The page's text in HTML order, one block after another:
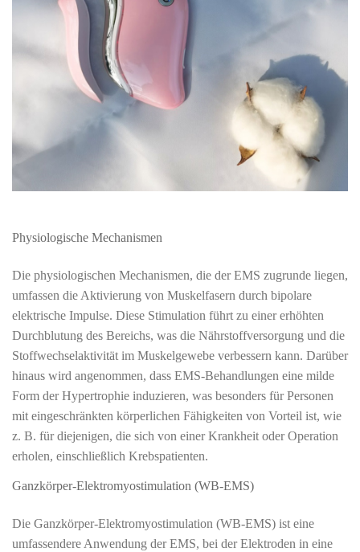
Physiologische Mechanismen
Die physiologischen Mechanismen, die der EMS zugrunde liegen,
umfassen die Aktivierung von Muskelfasern durch bipolare
elektrische Impulse. Diese Stimulation führt zu einer erhöhten
Durchblutung des Bereichs, was die Nährstoffversorgung und die
Stoffwechselaktivität im Muskelgewebe verbessern kann. Darüber
hinaus wird angenommen, dass EMS-Behandlungen eine milde
Form der Hypertrophie induzieren, was besonders für Personen
mit eingeschränkten körperlichen Fähigkeiten von Vorteil ist, wie
z. B. für diejenigen, die sich von einer Krankheit oder Operation
erholen, einschließlich Krebspatienten.
Ganzkörper-Elektromyostimulation (WB-EMS)
Die Ganzkörper-Elektromyostimulation (WB-EMS) ist eine
umfassendere Anwendung der EMS, bei der Elektroden in eine